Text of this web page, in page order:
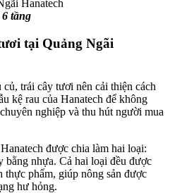
tầng
tại Quảng Ngãi
trái cây tươi nên cải thiện cách
kệ rau của Hanatech để không
nghiệp và thu hút người mua
được chia làm hai loại:
bằng nhựa. Cả hai loại đều được
thực phẩm, giúp nông sản được
hư hỏng.